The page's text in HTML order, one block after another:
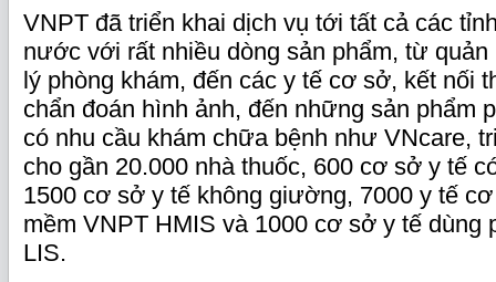
VNPT đã triển khai dịch vụ tới tất cả các
nước với rất nhiều dòng sản phẩm, từ quản
lý phòng khám, đến các y tế cơ sở, kết nối
chẩn đoán hình ảnh, đến những sản phẩm
có nhu cầu khám chữa bệnh như VNcare,
cho gần 20.000 nhà thuốc, 600 cơ sở y tế
1500 cơ sở y tế không giường, 7000 y tế
mềm VNPT HMIS và 1000 cơ sở y tế dùng
LIS.